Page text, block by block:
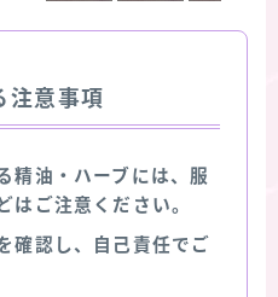
注意事項
精油・ハーブには、服
はご注意ください。
確認し、自己責任でご